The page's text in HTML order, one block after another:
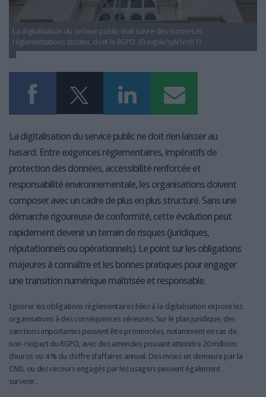
NOS OFFRES D'ABONNEMENTS
La digitalisation du secteur public doit suivre des normes et
réglementations strictes, dont le RGPD. (Freepik/sylv1rob1)
La digitalisation du service public ne doit rien laisser au
hasard. Entre exigences réglementaires, impératifs de
protection des données, accessibilité renforcée et
responsabilité environnementale, les organisations doivent
composer avec un cadre de plus en plus structuré. Sans une
démarche rigoureuse de conformité, cette évolution peut
rapidement devenir un terrain de risques (juridiques,
réputationnels ou opérationnels). Le point sur les obligations
majeures à connaître et les bonnes pratiques pour engager
une transition numérique maîtrisée et responsable.
Ignorer les obligations réglementaires liées à la digitalisation expose les
organisations à des conséquences sérieuses. Sur le plan juridique, des
sanctions importantes peuvent être prononcées, notamment en cas de
non-respect du RGPD, avec des amendes pouvant atteindre 20 millions
d’euros ou 4 % du chiffre d’affaires annuel. Des mises en demeure par la
CNIL ou des recours engagés par les usagers peuvent également
survenir.